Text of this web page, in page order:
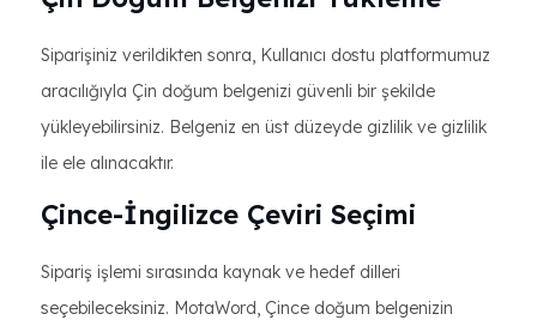
Siparişiniz verildikten sonra, Kullanıcı dostu platformumuz
aracılığıyla Çin doğum belgenizi güvenli bir şekilde
yükleyebilirsiniz. Belgeniz en üst düzeyde gizlilik ve gizlilik
ile ele alınacaktır.
Çince-İngilizce Çeviri Seçimi
Sipariş işlemi sırasında kaynak ve hedef dilleri
seçebileceksiniz. MotaWord, Çince doğum belgenizin